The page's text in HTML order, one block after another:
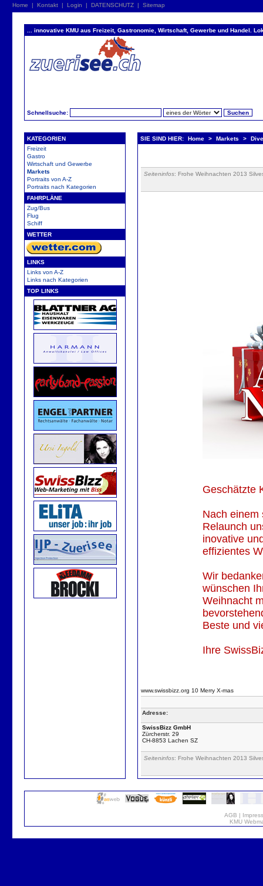
Home | Kontakt | Login | DATENSCHUTZ | Sitemap
... innovative KMU aus Freizeit, Gastronomie, Wirtschaft, Gewerbe und Handel.
Schnellsuche:
KATEGORIEN
Freizeit
Gastro
Wirtschaft und Gewerbe
Markets
Portraits von A-Z
Portraits nach Kategorien
FAHRPLÄNE
Zug/Bus
Flug
Schiff
WETTER
LINKS
Links von A-Z
Links nach Kategorien
TOP LINKS
SIE SIND HIER: Home > Markets >
Seiteninfos: Frohe Weihnachten 2013
Geschätzte
Nach einem
Relaunch
inovative
effizientes
Wir
wünschen
Weihnacht
Beste und
Ihre
www.swissbizz.org 10 Merry X-mas
Adresse:
SwissBizz GmbH
Zürcherstr. 29
CH-8853 Lachen SZ
Seiteninfos: Frohe Weihnachten 2013
AGB |
KMU